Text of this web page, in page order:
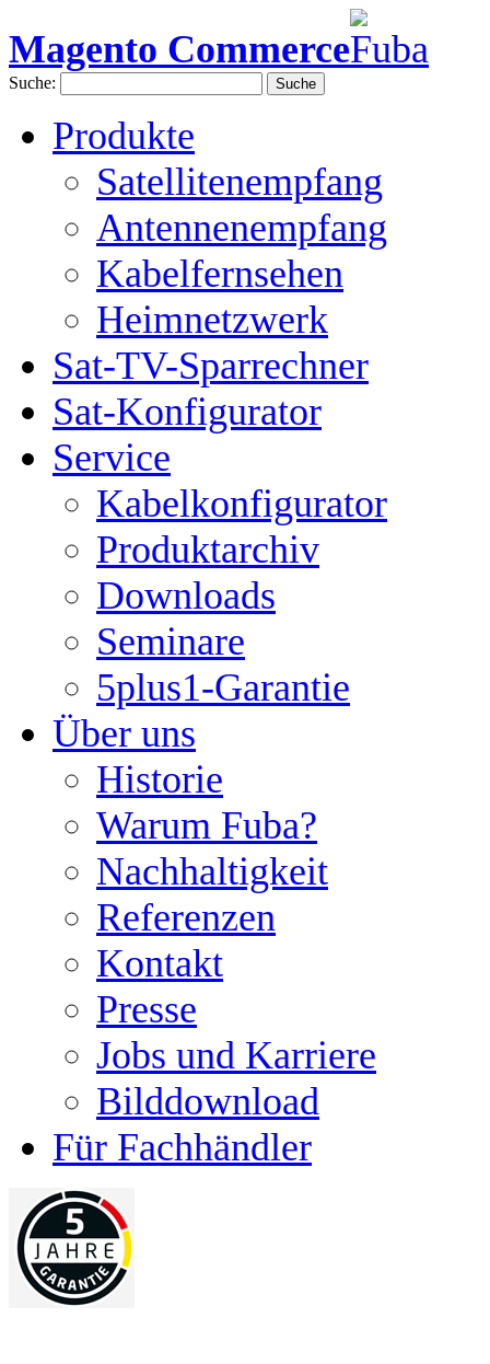
Magento Commerce
Suche: Suche
Produkte
Satellitenempfang
Antennenempfang
Kabelfernsehen
Heimnetzwerk
Sat-TV-Sparrechner
Sat-Konfigurator
Service
Kabelkonfigurator
Produktarchiv
Downloads
Seminare
5plus1-Garantie
Über uns
Historie
Warum Fuba?
Nachhaltigkeit
Referenzen
Kontakt
Presse
Jobs und Karriere
Bilddownload
Für Fachhändler